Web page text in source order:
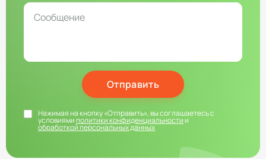
Отправить
Нажимая на кнопку «Отправить», вы соглашаетесь с
условиямиполитики конфиденциальностии
обработкой персональных данных